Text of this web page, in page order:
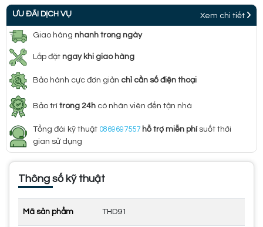
ƯU ĐÃI DỊCH VỤ Xem chi tiết
Giao hàng nhanh trong ngày
Lắp đặt ngay khi giao hàng
Bảo hành cực đơn giản chỉ cần số điện thoại
Bảo trì trong 24h có nhân viên đến tận nhà
Tổng đài kỹ thuật 0869697557 hỗ trợ miễn phí suốt thời
gian sử dụng
Thông số kỹ thuật
Mã sản phẩm THD91